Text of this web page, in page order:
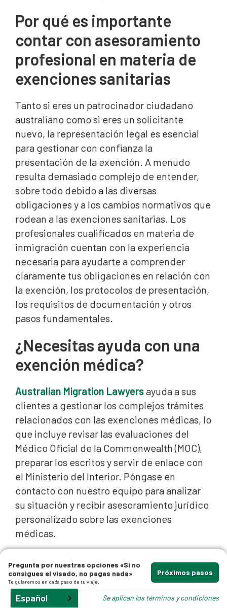
Por qué es importante
contar con asesoramiento
profesional en materia de
exenciones sanitarias
Tanto si eres un patrocinador ciudadano
australiano como si eres un solicitante
nuevo, la representación legal es esencial
para gestionar con confianza la
presentación de la exención. A menudo
resulta demasiado complejo de entender,
sobre todo debido a las diversas
obligaciones y a los cambios normativos que
rodean a las exenciones sanitarias. Los
profesionales cualificados en materia de
inmigración cuentan con la experiencia
necesaria para ayudarte a comprender
claramente tus obligaciones en relación con
la exención, los protocolos de presentación,
los requisitos de documentación y otros
pasos fundamentales.
¿Necesitas ayuda con una
exención médica?
Australian Migration Lawyersayuda a sus
clientes a gestionar los complejos trámites
relacionados con las exenciones médicas, lo
que incluye revisar las evaluaciones del
Médico Oficial de la Commonwealth (MOC),
preparar los escritos y servir de enlace con
el Ministerio del Interior. Póngase en
contacto con nuestro equipo para analizar
su situación y recibir asesoramiento jurídico
personalizado sobre las exenciones
médicas.
Preguntas frecuentes
¿Qué es una exención médica
Pregunta por nuestras opciones «Si no
consigues el visado, no pagas nada»
Te guiaremos en cada paso de tu viaje.
Próximos pasos
Se aplican los términos y condiciones
Español